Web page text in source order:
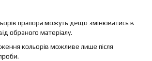
прапора можуть дещо змінюватись в
обраного матеріалу.
кольорів можливе лише після